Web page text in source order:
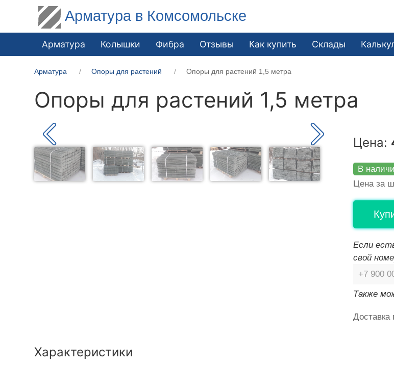
Арматура в Комсомольске
Арматура Колышки Фибра Отзывы Как купить Склады
Арматура Опоры для растений Опоры для растений 1,5 метра
Опоры для растений 1,5 метра
Цена:
В
Цена за
Если
свой
Также
Доставка
Характеристики